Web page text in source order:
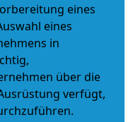
eines
eines
in
über die
verfügt,